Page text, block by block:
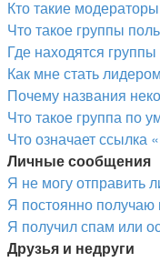
Кто такие
Что такое группы
Где находятся
Как мне стать
Почему названия
Что такое группа по
Что означает ссылка
Личные сообщения
Я не могу отправить
Я постоянно
Я получил спам или
Друзья и недруги